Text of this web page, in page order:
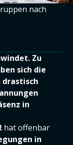
nach
Zu
sich die
drastisch
in
hat offenbar
in